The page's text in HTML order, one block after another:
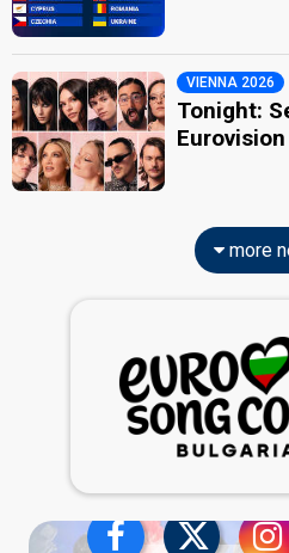
VIENNA 2026
Tonight:
more